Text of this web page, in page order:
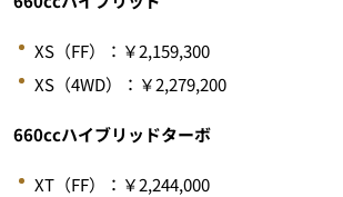
XS（FF）：￥2,159,300
XS（4WD）：￥2,279,200
660ccハイブリッドターボ
XT（FF）：￥2,244,000